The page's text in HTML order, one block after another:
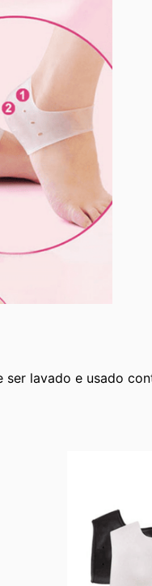
lavado e usado